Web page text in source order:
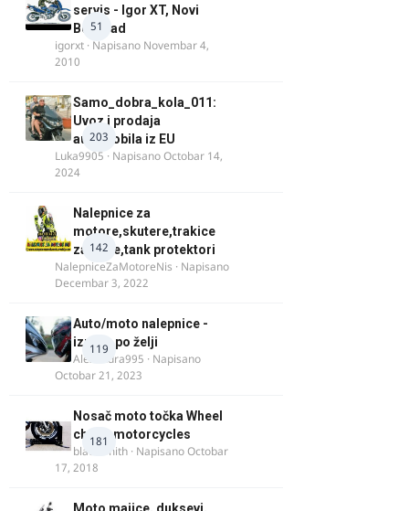
51
servis - Igor XT, Novi
Beograd
igorxt · Napisano Novembar 4,
2010
203
Samo_dobra_kola_011:
Uvoz i prodaja
automobila iz EU
Luka9905 · NapisanoOctobar 14,
2024
142
Nalepnice za
motore,skutere,trakice
za felne,tank protektori
NalepniceZaMotoreNis · Napisano
Decembar 3, 2022
119
Auto/moto nalepnice -
izrada po želji
Alexandra995 · Napisano
Octobar 21, 2023
181
Nosač moto točka Wheel
chock motorcycles
blacksmith · NapisanoOctobar
17, 2018